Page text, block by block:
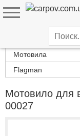
Каталог товаров
Мотовила
Flagman
Мотовило для
00027